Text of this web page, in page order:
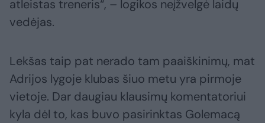
atleistas treneris“, – logikos neįžvelgė laidų
vedėjas.
Lekšas taip pat nerado tam paaiškinimų, mat
Adrijos lygoje klubas šiuo metu yra pirmoje
vietoje. Dar daugiau klausimų komentatoriui
kyla dėl to, kas buvo pasirinktas Golemacą